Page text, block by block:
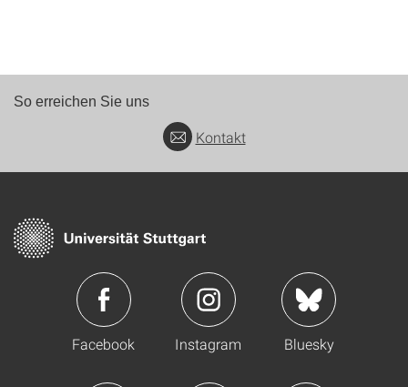
So erreichen Sie uns
Kontakt
Facebook Instagram Bluesky